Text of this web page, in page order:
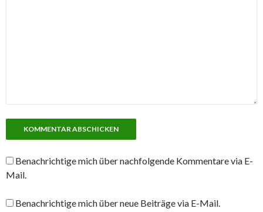
Benachrichtige mich über nachfolgende Kommentare via E-
Mail.
Benachrichtige mich über neue Beiträge via E-Mail.